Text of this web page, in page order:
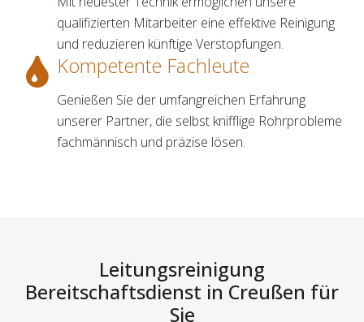
qualifizierten Mitarbeiter eine effektive Reinigung
und reduzieren künftige Verstopfungen.
Kompetente Fachleute
Genießen Sie der umfangreichen Erfahrung
unserer Partner, die selbst knifflige Rohrprobleme
fachmännisch und präzise lösen.
Leitungsreinigung
Bereitschaftsdienst in Creußen für
Sie